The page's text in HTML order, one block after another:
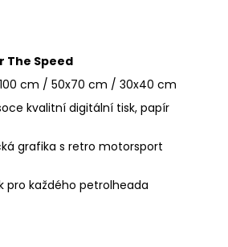
The Speed
cm / 50x70 cm / 30x40 cm
kvalitní digitální tisk, papír
grafika s retro motorsport
pro každého petrolheada